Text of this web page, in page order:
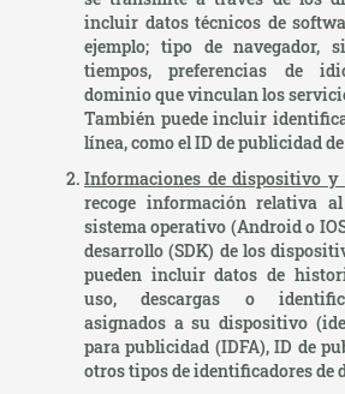
incluir datos técnicos de
ejemplo; tipo de navegador,
tiempos, preferencias de
dominio que vinculan los
También puede incluir
línea, como el ID de publicidad
Informaciones de dispositivo
recoge información relativa
sistema operativo (Android o
desarrollo (SDK) de los
pueden incluir datos de
uso, descargas o
asignados a su dispositivo
para publicidad (IDFA), ID de
otros tipos de identificadores de